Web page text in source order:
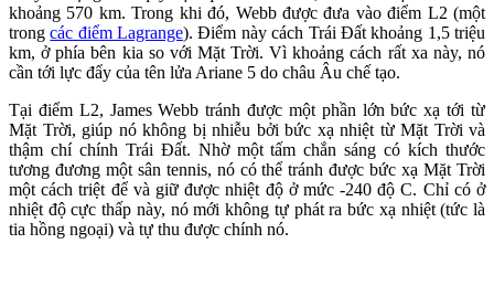
khoảng 570 km. Trong khi đó, Webb được đưa vào điểm L2 (một
trongcác điểm Lagrange). Điểm này cách Trái Đất khoảng 1,5 triệu
km, ở phía bên kia so với Mặt Trời. Vì khoảng cách rất xa này, nó
cần tới lực đẩy của tên lửa Ariane 5 do châu Âu chế tạo.
Tại điểm L2, James Webb tránh được một phần lớn bức xạ tới từ
Mặt Trời, giúp nó không bị nhiễu bởi bức xạ nhiệt từ Mặt Trời và
thậm chí chính Trái Đất. Nhờ một tấm chắn sáng có kích thước
tương đương một sân tennis, nó có thể tránh được bức xạ Mặt Trời
một cách triệt để và giữ được nhiệt độ ở mức -240 độ C. Chỉ có ở
nhiệt độ cực thấp này, nó mới không tự phát ra bức xạ nhiệt (tức là
tia hồng ngoại) và tự thu được chính nó.